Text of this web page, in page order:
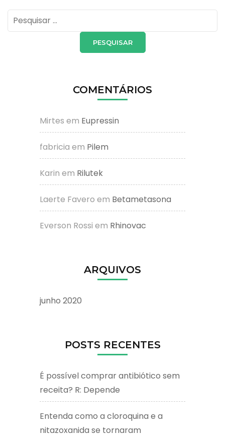
Pesquisar
por:
COMENTÁRIOS
Mirtes em Eupressin
fabricia em Pilem
Karin em Rilutek
Laerte Favero em Betametasona
Everson Rossi em Rhinovac
ARQUIVOS
junho 2020
POSTS RECENTES
É possível comprar antibiótico sem
receita? R: Depende
Entenda como a cloroquina e a
nitazoxanida se tornaram